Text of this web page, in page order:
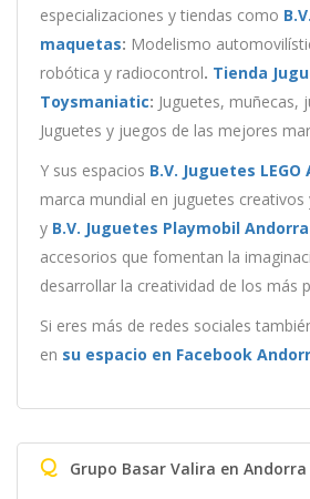
especializaciones y tiendas como
maquetas: Modelismo
robótica y radiocontrol. Tienda
Toysmaniatic: Juguetes, muñecas,
Juguetes y juegos de las mejores
Y sus espacios B.V. Juguetes LEGO
marca mundial en juguetes
y B.V. Juguetes Playmobil Andorra
accesorios que fomentan la
desarrollar la creatividad de los más
Si eres más de redes sociales
en su espacio en Facebook
Q Grupo Basar Valira en Andorra